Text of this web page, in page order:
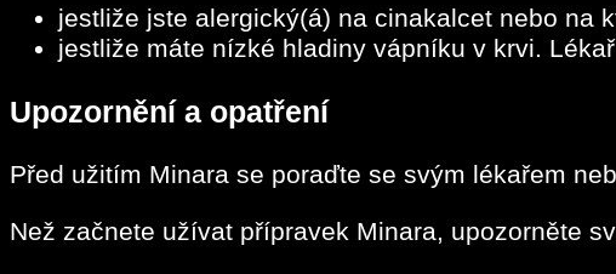
jestliže jste alergický(á) na cinakalcet nebo na
jestliže máte nízké hladiny vápníku v krvi.
Upozornění a opatření
Před užitím Minara se poraďte se svým lékařem
Než začnete užívat přípravek Minara, upozorněte